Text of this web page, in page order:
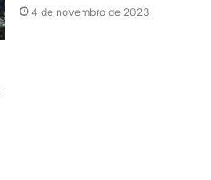
4 de novembro de 2023